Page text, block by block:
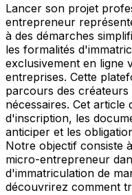
Lancer son projet
entrepreneur
à des démarches
les formalités
exclusivement en ligne
entreprises. Cette
parcours des
nécessaires. Cet
d'inscription, les
anticiper et les
Notre objectif consiste
micro-entrepreneur
d'immatriculation de
découvrirez comment